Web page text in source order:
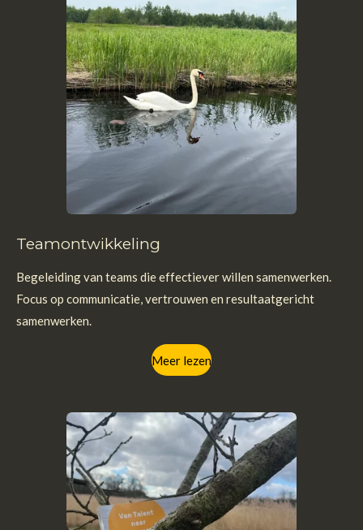
Teamontwikkeling
Begeleiding van teams die effectiever willen samenwerken.
Focus op communicatie, vertrouwen en resultaatgericht
samenwerken.
Meer lezen